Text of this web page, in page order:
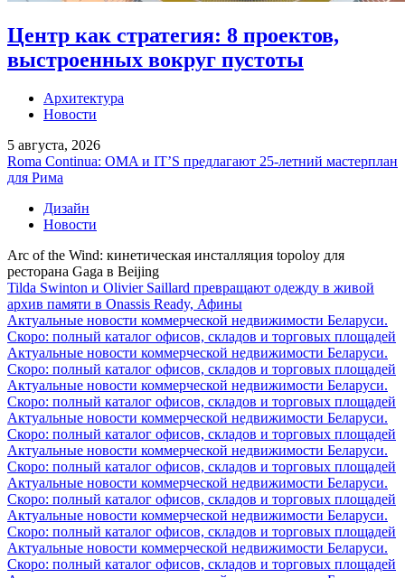
Центр как стратегия: 8 проектов,
выстроенных вокруг пустоты
Архитектура
Новости
5 августа, 2026
Roma Continua: OMA и IT’S предлагают 25-летний мастерплан
для Рима
Дизайн
Новости
Arc of the Wind: кинетическая инсталляция topoloy для
ресторана Gaga в Beijing
Tilda Swinton и Olivier Saillard превращают одежду в живой
архив памяти в Onassis Ready, Афины
Актуальные новости коммерческой недвижимости Беларуси.
Скоро: полный каталог офисов, складов и торговых площадей
Актуальные новости коммерческой недвижимости Беларуси.
Скоро: полный каталог офисов, складов и торговых площадей
Актуальные новости коммерческой недвижимости Беларуси.
Скоро: полный каталог офисов, складов и торговых площадей
Актуальные новости коммерческой недвижимости Беларуси.
Скоро: полный каталог офисов, складов и торговых площадей
Актуальные новости коммерческой недвижимости Беларуси.
Скоро: полный каталог офисов, складов и торговых площадей
Актуальные новости коммерческой недвижимости Беларуси.
Скоро: полный каталог офисов, складов и торговых площадей
Актуальные новости коммерческой недвижимости Беларуси.
Скоро: полный каталог офисов, складов и торговых площадей
Актуальные новости коммерческой недвижимости Беларуси.
Скоро: полный каталог офисов, складов и торговых площадей